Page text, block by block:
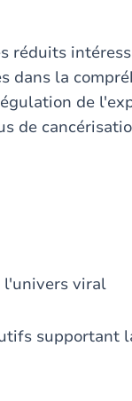
réduits
dans la
de
de
l'univers viral
supportant